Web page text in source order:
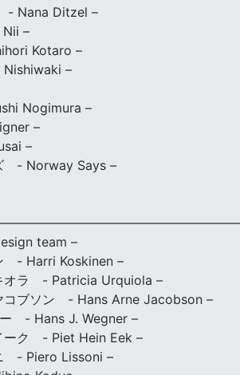
- Nana Ditzel –
–
Kotaro –
–
Nogimura –
–
–
- Norway Says –
team –
- Harri Koskinen –
オラ - Patricia Urquiola –
コブソン - Hans Arne Jacobson –
- Hans J. Wegner –
ーク - Piet Hein Eek –
- Piero Lissoni –